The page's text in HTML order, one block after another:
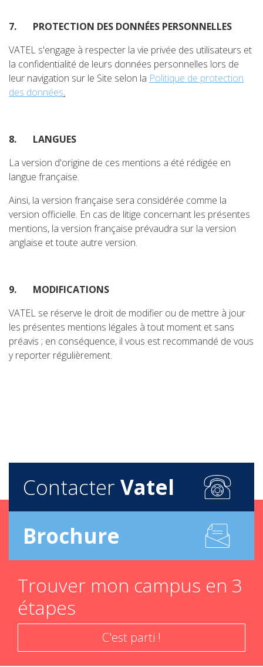
7. PROTECTION DES DONNÉES PERSONNELLES
VATEL s'engage à respecter la vie privée des utilisateurs et
la confidentialité de leurs données personnelles lors de
leur navigation sur le Site selon la Politique de protection
des données.
8. LANGUES
La version d'origine de ces mentions a été rédigée en
langue française.
Ainsi, la version française sera considérée comme la
version officielle. En cas de litige concernant les présentes
mentions, la version française prévaudra sur la version
anglaise et toute autre version.
9. MODIFICATIONS
VATEL se réserve le droit de modifier ou de mettre à jour
les présentes mentions légales à tout moment et sans
préavis ; en conséquence, il vous est recommandé de vous
y reporter régulièrement.
Contacter Vatel
Brochure
Trouver mon campus en 3
étapes
C'est parti !